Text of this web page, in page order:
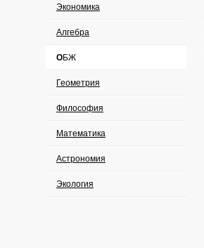
Экономика
Алгебра
ОБЖ
Геометрия
Философия
Математика
Астрономия
Экология